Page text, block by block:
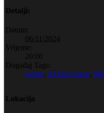
Detalji:
Datum:
06/11/2024
Vrijeme:
20:00
Događaj Tags:
Arsen, art kino arsen,
Lokacija